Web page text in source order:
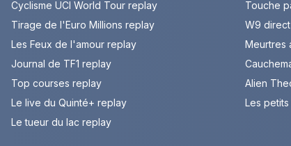
Cyclisme UCI World Tour replay
Tirage de l'Euro Millions replay
Les Feux de l'amour replay
Journal de TF1 replay
Top courses replay
Le live du Quinté+ replay
Le tueur du lac replay
Touche
W9 direct
Meurtres
Alien
Les